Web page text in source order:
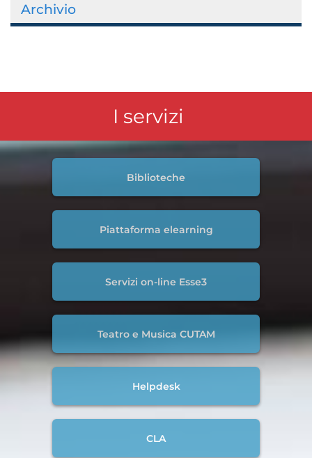
Archivio
I servizi
Biblioteche
Piattaforma elearning
Servizi on-line Esse3
Teatro e Musica CUTAM
Helpdesk
CLA